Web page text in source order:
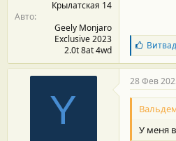
Крылатская 14
Авто
Geely Monjaro
Exclusive 2023
2.0t 8at 4wd
Б
л
а
г
о
д
а
н
Витвад
Y
28 Фев
У меня